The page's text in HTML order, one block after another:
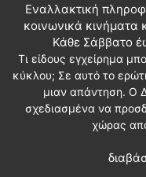
Εναλλακτική
κοινωνικά κινήματα
Κάθε Σάββατο
Τι είδους εγχείρημα
κύκλου; Σε αυτό το
μιαν απάντηση. Ο
σχεδιασμένα να
χώρας